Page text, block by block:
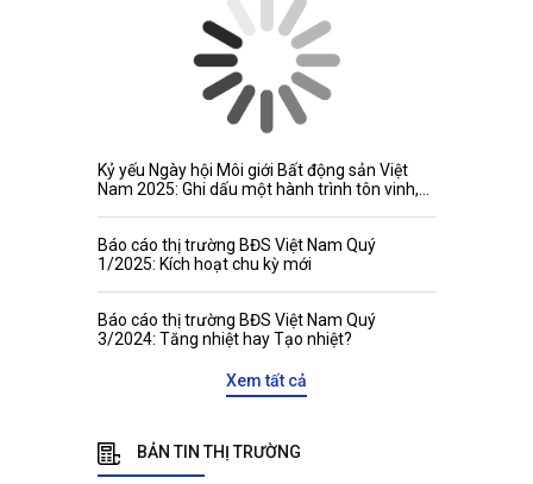
Kỷ yếu Ngày hội Môi giới Bất động sản Việt
Nam 2025: Ghi dấu một hành trình tôn vinh,
Báo cáo thị trường BĐS Việt Nam Quý
1/2025: Kích hoạt chu kỳ mới
Báo cáo thị trường BĐS Việt Nam Quý
3/2024: Tăng nhiệt hay Tạo nhiệt?
Xem tất cả
BẢN TIN THỊ TRƯỜNG